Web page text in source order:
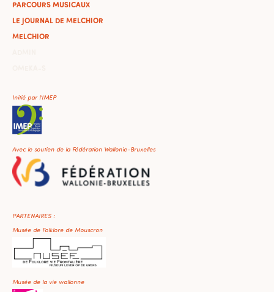
PARCOURS MUSICAUX
LE JOURNAL DE MELCHIOR
MELCHIOR
Initié par l'IMEP
Avec le soutien de la Fédération Wallonie-Bruxelles
PARTENAIRES :
Musée de Folklore de Mouscron
Musée de la vie wallonne